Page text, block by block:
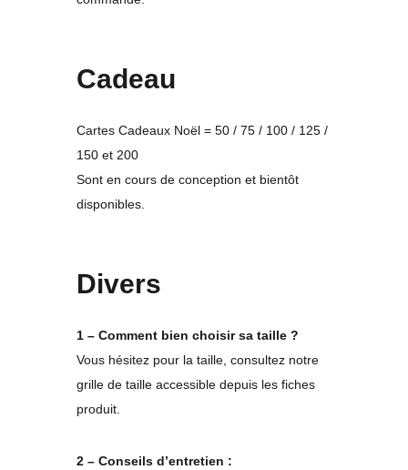
Cadeau
Cartes Cadeaux Noël = 50 / 75 / 100 / 125 /
150 et 200
Sont en cours de conception et bientôt
disponibles.
Divers
1 – Comment bien choisir sa taille ?
Vous hésitez pour la taille, consultez notre
grille de taille accessible depuis les fiches
produit.
2 – Conseils d’entretien :